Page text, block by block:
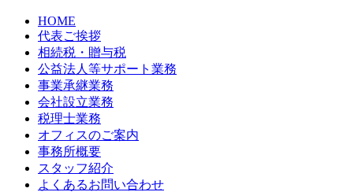
HOME
代表ご挨拶
相続税・贈与税
公益法人等サポート業務
事業承継業務
会社設立業務
税理士業務
オフィスのご案内
事務所概要
スタッフ紹介
よくあるお問い合わせ